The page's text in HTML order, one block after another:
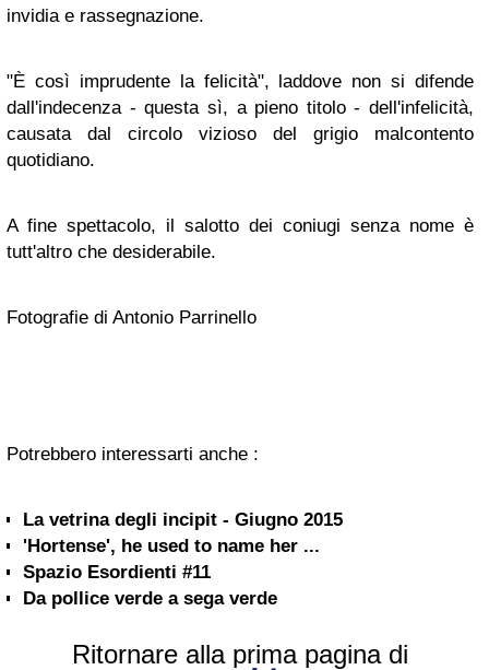
invidia e rassegnazione.
"È così imprudente la felicità", laddove non si difende
dall'indecenza - questa sì, a pieno titolo - dell'infelicità,
causata dal circolo vizioso del grigio malcontento
quotidiano.
A fine spettacolo, il salotto dei coniugi senza nome è
tutt'altro che desiderabile.
Fotografie di Antonio Parrinello
Potrebbero interessarti anche :
La vetrina degli incipit - Giugno 2015
'Hortense', he used to name her ...
Spazio Esordienti #11
Da pollice verde a sega verde
Ritornare alla prima pagina di